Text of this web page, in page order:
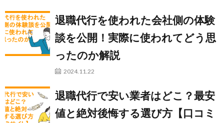
退職代行を使われた会社側の体験
談を公開！実際に使われてどう思
ったのか解説
2024.11.22
退職代行で安い業者はどこ？最安
値と絶対後悔する選び方【口コミ